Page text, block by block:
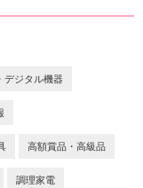
デジタル機器
高額賞品・高級品
調理家電